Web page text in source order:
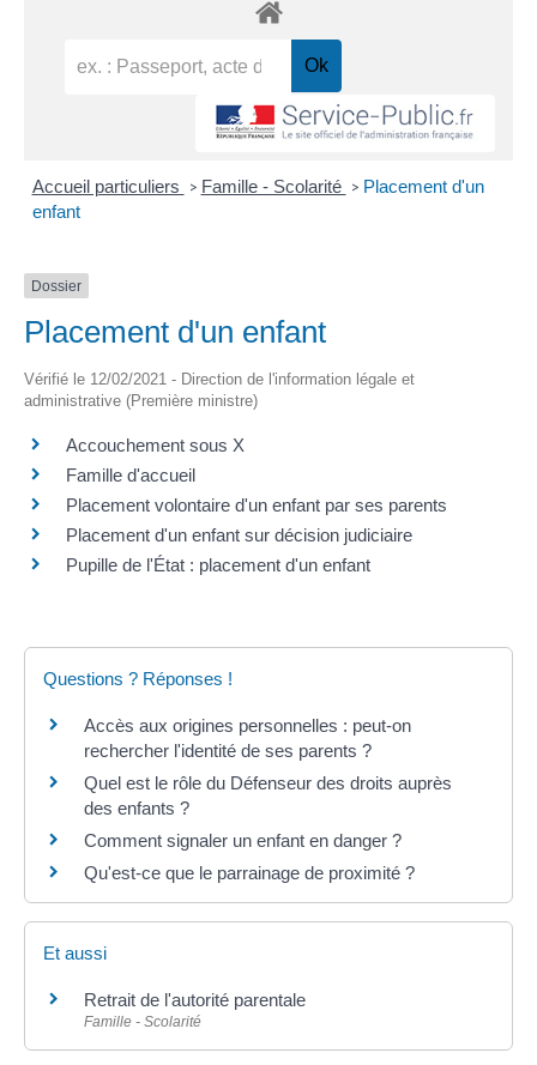
Accueil particuliers > Famille - Scolarité > Placement d'un
enfant
Dossier
Placement d'un enfant
Vérifié le 12/02/2021 - Direction de l'information légale et
administrative (Première ministre)
Accouchement sous X
Famille d'accueil
Placement volontaire d'un enfant par ses parents
Placement d'un enfant sur décision judiciaire
Pupille de l'État : placement d'un enfant
Questions ? Réponses !
Accès aux origines personnelles : peut-on
rechercher l'identité de ses parents ?
Quel est le rôle du Défenseur des droits auprès
des enfants ?
Comment signaler un enfant en danger ?
Qu'est-ce que le parrainage de proximité ?
Et aussi
Retrait de l'autorité parentale
Famille - Scolarité